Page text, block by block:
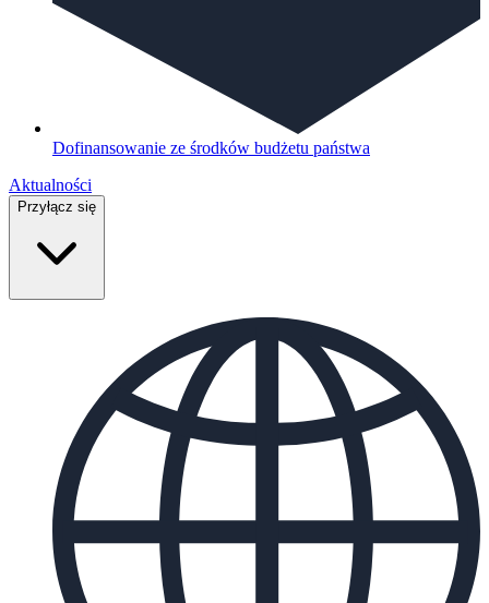
Dofinansowanie ze środków budżetu państwa
Aktualności
Przyłącz się